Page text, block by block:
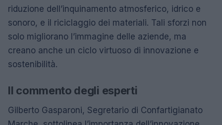
riduzione dell’inquinamento atmosferico, idrico e
sonoro, e il riciclaggio dei materiali. Tali sforzi non
solo migliorano l’immagine delle aziende, ma
creano anche un ciclo virtuoso di innovazione e
sostenibilità.
Il commento degli esperti
Gilberto Gasparoni, Segretario di Confartigianato